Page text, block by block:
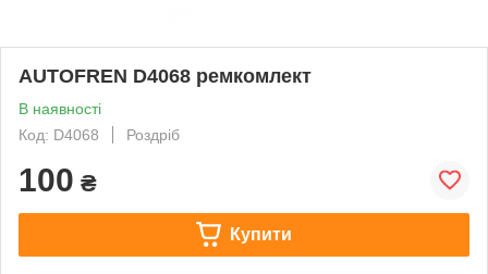
AUTOFREN D4068 ремкомлект
В наявності
Код: D4068
Роздріб
100 ₴
Купити